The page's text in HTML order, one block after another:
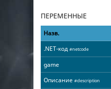
ПЕРЕМЕННЫЕ
Назв.
.NET-код #netcode
game
Описание #description